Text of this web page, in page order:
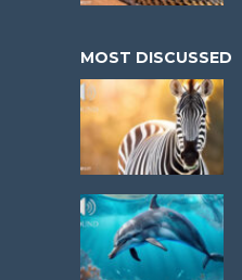
MOST DISCUSSED